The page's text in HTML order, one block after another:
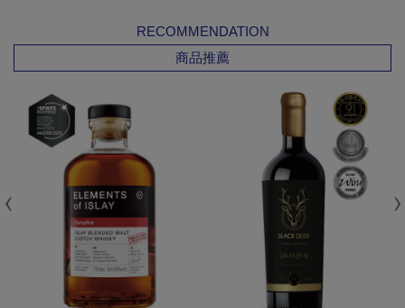
RECOMMENDATION
商品推薦